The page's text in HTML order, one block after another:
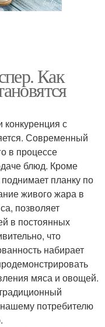
Как
с
Современный
в процессе
блюд. Кроме
планку по
живого жара в
позволяет
в постоянных
что
набирает
мяса и овощей.
потребителю